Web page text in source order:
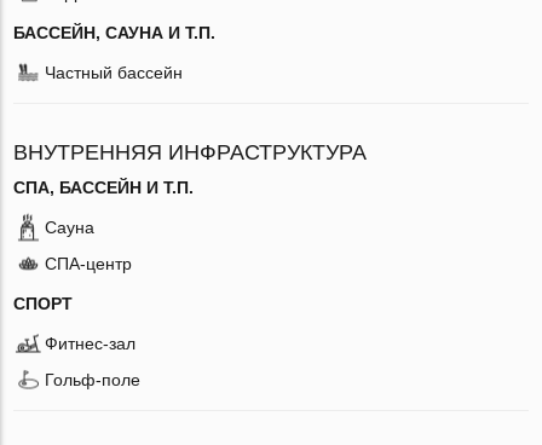
БАССЕЙН, САУНА И Т.П.
Частный бассейн
ВНУТРЕННЯЯ ИНФРАСТРУКТУРА
СПА, БАССЕЙН И Т.П.
Сауна
СПА-центр
СПОРТ
Фитнес-зал
Гольф-поле